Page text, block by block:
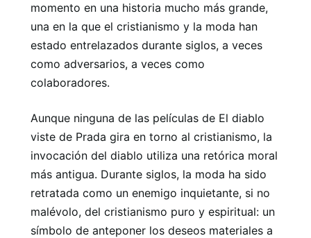
momento en una historia mucho más grande,
una en la que el cristianismo y la moda han
estado entrelazados durante siglos, a veces
como adversarios, a veces como
colaboradores.
Aunque ninguna de las películas de El diablo
viste de Prada gira en torno al cristianismo, la
invocación del diablo utiliza una retórica moral
más antigua. Durante siglos, la moda ha sido
retratada como un enemigo inquietante, si no
malévolo, del cristianismo puro y espiritual: un
símbolo de anteponer los deseos materiales a